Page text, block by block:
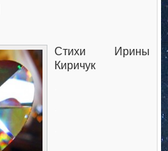
Стихи Ирины
Киричук